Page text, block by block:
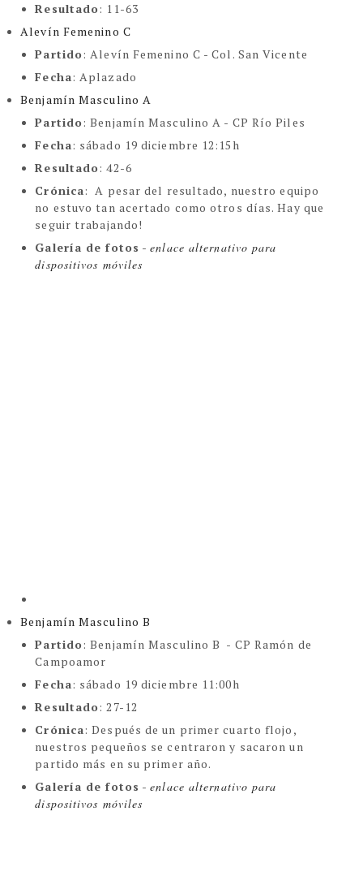
Resultado: 11-63
Alevín Femenino C
Partido: Alevín Femenino C - Col. San Vicente
Fecha: Aplazado
Benjamín Masculino A
Partido: Benjamín Masculino A - CP Río Piles
Fecha: sábado 19 diciembre 12:15h
Resultado: 42-6
Crónica: A pesar del resultado, nuestro equipo
no estuvo tan acertado como otros días. Hay que
seguir trabajando!
Galería de fotos -enlace alternativo para
dispositivos móviles
Benjamín Masculino B
Partido: Benjamín Masculino B - CP Ramón de
Campoamor
Fecha: sábado 19 diciembre 11:00h
Resultado: 27-12
Crónica:Después de un primer cuarto flojo,
nuestros pequeños se centraron y sacaron un
partido más en su primer año.
Galería de fotos -enlace alternativo para
dispositivos móviles